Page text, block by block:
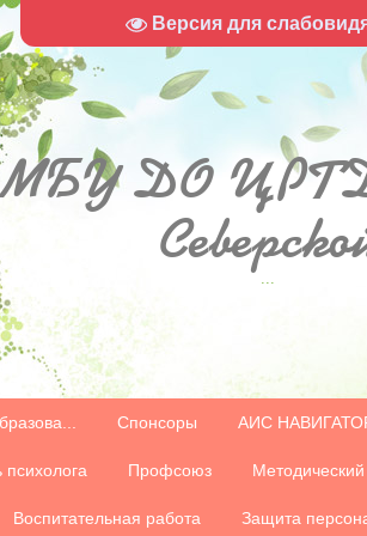
Версия для
МБУДО
...
Спонсоры АИС
Профсоюз Методический
Воспитательная работа Защита